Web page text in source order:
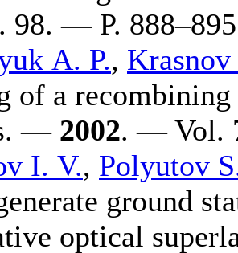
98. — P. 888–895
A. P.,
of a
— 2002. — Vol.
I. V., Polyutov
ground
optical